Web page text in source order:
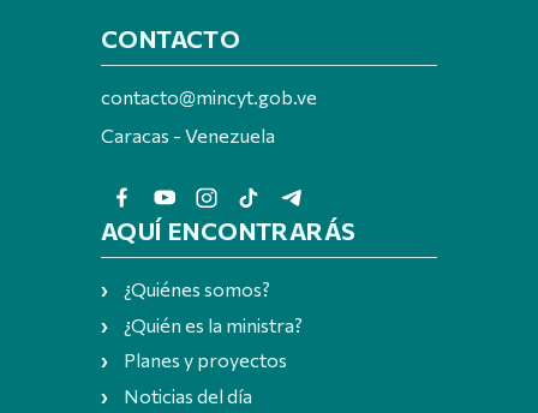
CONTACTO
contacto@mincyt.gob.ve
Caracas - Venezuela
AQUÍ ENCONTRARÁS
¿Quiénes somos?
¿Quién es la ministra?
Planes y proyectos
Noticias del día